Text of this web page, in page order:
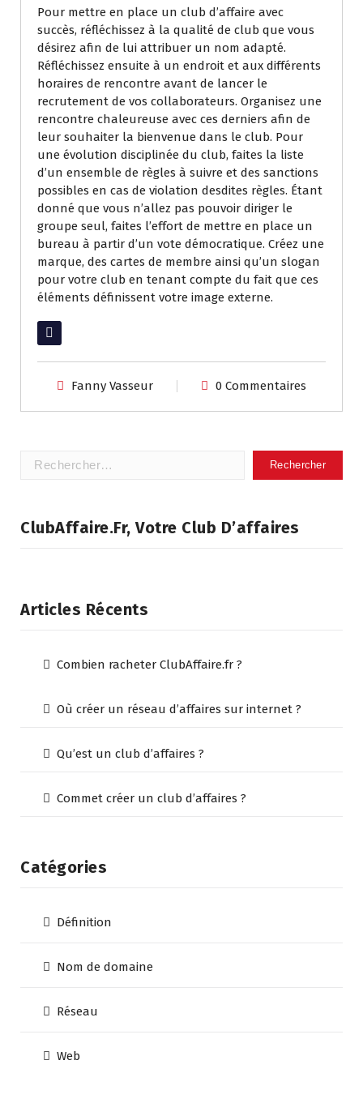
Pour mettre en place un club d’affaire avec
succès, réfléchissez à la qualité de club que vous
désirez afin de lui attribuer un nom adapté.
Réfléchissez ensuite à un endroit et aux différents
horaires de rencontre avant de lancer le
recrutement de vos collaborateurs. Organisez une
rencontre chaleureuse avec ces derniers afin de
leur souhaiter la bienvenue dans le club. Pour
une évolution disciplinée du club, faites la liste
d’un ensemble de règles à suivre et des sanctions
possibles en cas de violation desdites règles. Étant
donné que vous n’allez pas pouvoir diriger le
groupe seul, faites l’effort de mettre en place un
bureau à partir d’un vote démocratique. Créez une
marque, des cartes de membre ainsi qu’un slogan
pour votre club en tenant compte du fait que ces
éléments définissent votre image externe.
Lire la suite
Fanny Vasseur 0 Commentaires
Rechercher :
ClubAffaire.fr, Votre Club D’affaires
Articles Récents
Combien racheter ClubAffaire.fr ?
Où créer un réseau d’affaires sur internet ?
Qu’est un club d’affaires ?
Commet créer un club d’affaires ?
Catégories
Définition
Nom de domaine
Réseau
Web